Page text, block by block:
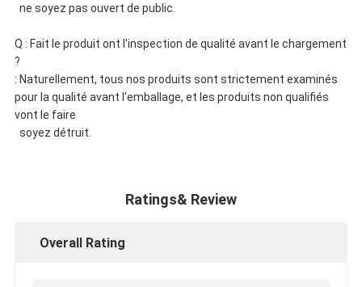
ne soyez pas ouvert de public.
Q : Fait le produit ont l'inspection de qualité avant le chargement
?
: Naturellement, tous nos produits sont strictement examinés
pour la qualité avant l'emballage, et les produits non qualifiés
vont le faire
soyez détruit.
Ratings& Review
Overall Rating